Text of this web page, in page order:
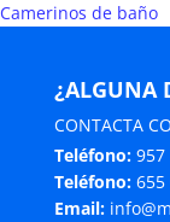
Camerinos de baño
¿ALGUNA
CONTACTA
Teléfono: 957
Teléfono: 655
Email: